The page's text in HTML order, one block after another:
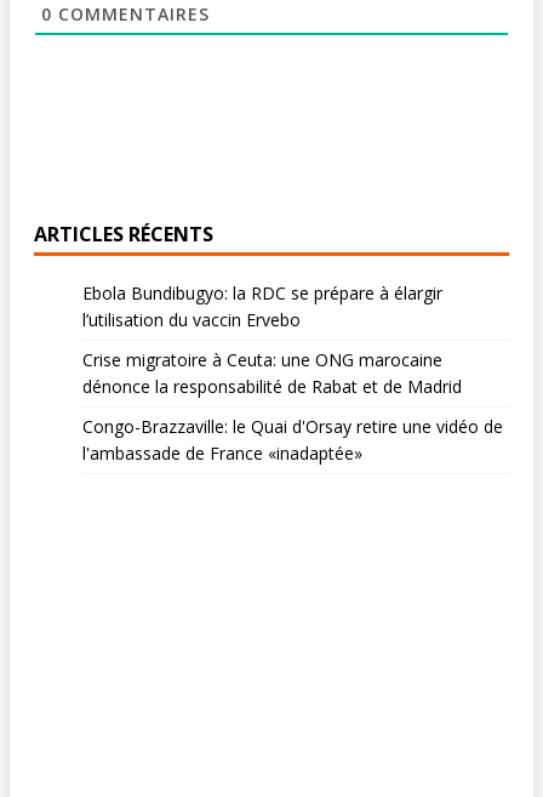
0 COMMENTAIRES
ARTICLES RÉCENTS
Ebola Bundibugyo: la RDC se prépare à élargir
l’utilisation du vaccin Ervebo
Crise migratoire à Ceuta: une ONG marocaine
dénonce la responsabilité de Rabat et de Madrid
Congo-Brazzaville: le Quai d'Orsay retire une vidéo de
l'ambassade de France «inadaptée»